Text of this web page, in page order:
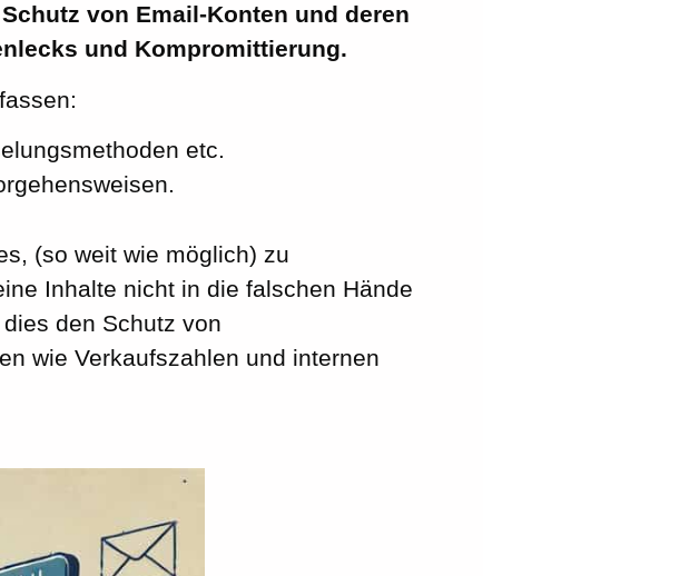
von Email-Konten und deren
und Kompromittierung.
etc.
(so weit wie möglich) zu
Inhalte nicht in die falschen Hände
den Schutz von
wie Verkaufszahlen und internen